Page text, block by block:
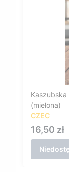
(mielona)
CZEC
Cena
16,50 zł